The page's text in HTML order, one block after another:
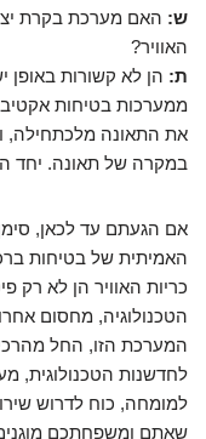
ש:
האוויר?
ת: הן לא קשורות באופן
את התאונה מלכתחילה,
במקרה של תאונה. יחד
אם הגעתם עד לכאן,
האמיתית של בטיחות
כריות האוויר הן לא רק
הטכנולוגיה, מחסום
המערכת הזו, החל
לחדשנות הטכנולוגית,
למומחה, כוח לדרוש
שאתם ומשפחתכם